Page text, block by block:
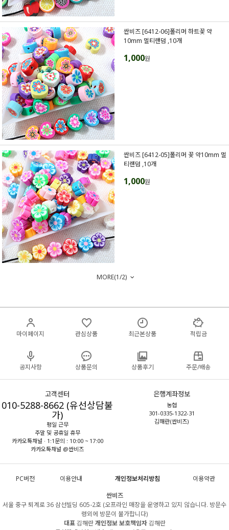
싼비즈 [6412-06]폴리머 하트꽃 약
10mm 멀티랜덤 ,10개
1,000원
싼비즈 [6412-05]폴리머 꽃 약10mm 멀
티랜덤 ,10개
1,000원
MORE(1/2)
마이페이지 관심상품 최근본상품 적립금
공지사항 상품문의 상품후기 주문/배송
고객센터
010-5288-8662 (유선상담불
가)
평일 근무
주말 및 공휴일 휴무
카카오톡채널 · 1:1문의 : 10:00 ~ 17:00
카카오톡채널 @싼비즈
은행계좌정보
농협
301-0335-1322-31
김해란(싼비즈)
PC버전 이용안내 개인정보처리방침
이용약관
싼비즈
서울 중구 퇴계로 36 삼선빌딩 605-2호 (오프라인 매장을 운영하고 있지 않습니다. 방문수
령외에 방문이 불가합니다)
대표김해란개인정보 보호책임자김해란